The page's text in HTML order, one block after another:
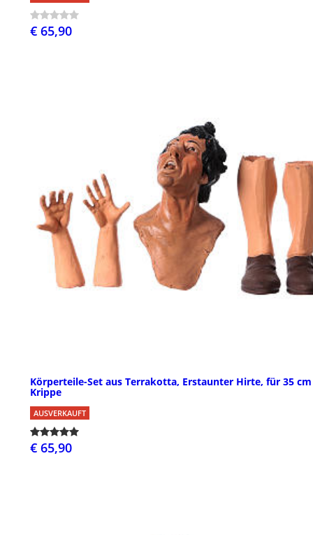
€ 65,90
Körperteile-Set aus Terrakotta, Erstaunter Hirte, für 35 cm
Krippe
AUSVERKAUFT
€ 65,90